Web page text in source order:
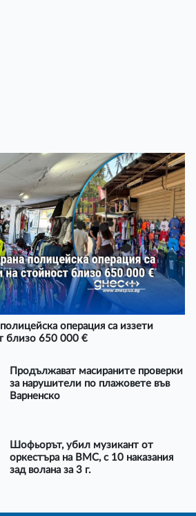
операция са иззети
близо 650 000 €
Продължават масираните проверки
за нарушители по плажовете във
Варненско
Шофьорът, убил музикант от
оркестъра на ВМС, с 10 наказания
зад волана за 3 г.